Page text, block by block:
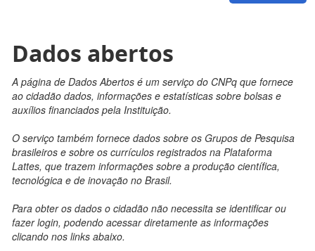
Dados abertos
A página de Dados Abertos é um serviço do CNPq que fornece
ao cidadão dados, informações e estatísticas sobre bolsas e
auxílios financiados pela Instituição.
O serviço também fornece dados sobre os Grupos de Pesquisa
brasileiros e sobre os currículos registrados na Plataforma
Lattes, que trazem informações sobre a produção científica,
tecnológica e de inovação no Brasil.
Para obter os dados o cidadão não necessita se identificar ou
fazer login, podendo acessar diretamente as informações
clicando nos links abaixo.